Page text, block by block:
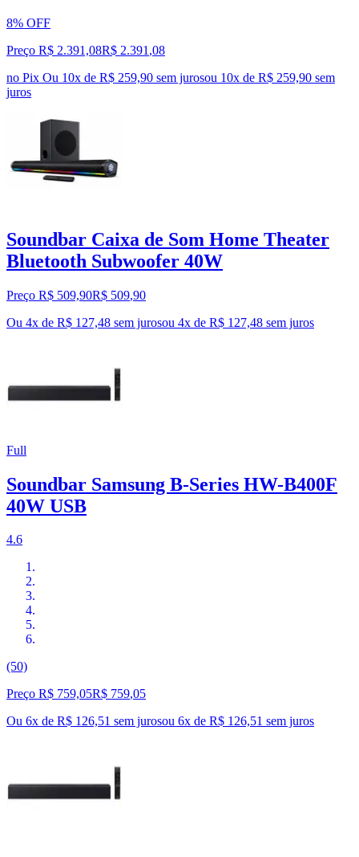
8% OFF
Preço R$ 2.391,08R$ 2.391 ,08
no Pix Ou 10x de R$ 259,90 sem jurosou 10x de R$ 259,90 sem
juros
Soundbar Caixa de Som Home Theater
Bluetooth Subwoofer 40W
Preço R$ 509,90R$ 509,90
Ou 4x de R$ 127,48 sem jurosou 4x de R$ 127,48 sem juros
Full
Soundbar Samsung B-Series HW-B400F
40W USB
4.6
(50)
Preço R$ 759,05R$ 759,05
Ou 6x de R$ 126,51 sem jurosou 6x de R$ 126,51 sem juros